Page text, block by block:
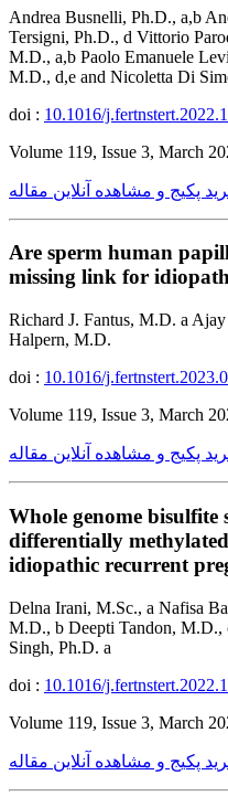
Andrea Busnelli, Ph.D., a,b
Tersigni, Ph.D., d Vittorio
M.D., a,b Paolo Emanuele
M.D., d,e and Nicoletta Di
doi : 10.1016/
Volume 119, Issue 3, March
پکیج و مشاهده آنلاین مقاله
Are sperm human
missing link for
Richard J. Fantus, M.D. a
Halpern, M.D.
doi : 10.1016/
Volume 119, Issue 3, March
پکیج و مشاهده آنلاین مقاله
Whole genome bisulfite
differentially
idiopathic recurrent
Delna Irani, M.Sc., a Nafisa
M.D., b Deepti Tandon,
Singh, Ph.D. a
doi : 10.1016/
Volume 119, Issue 3, March
پکیج و مشاهده آنلاین مقاله